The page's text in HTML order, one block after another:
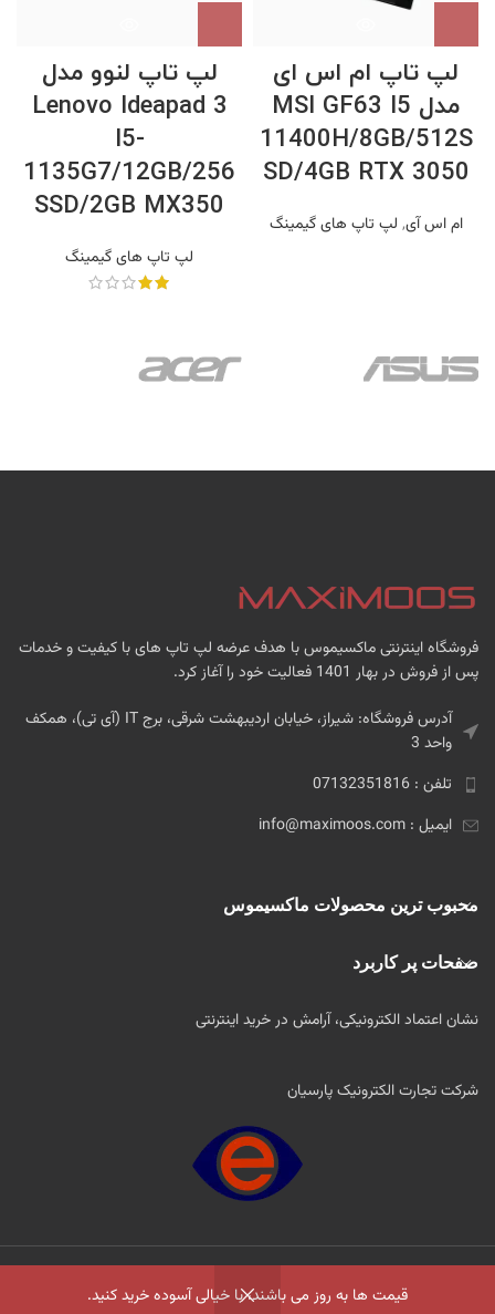
لپ تاپ ام اس ای
مدل MSI GF63 I5
11400H/8GB/512S
SD/4GB RTX 3050
ام اس آی, لپ تاپ های گیمینگ
لپ تاپ لنوو مدل
Lenovo Ideapad 3
I5-
1135G7/12GB/256
SSD/2GB MX350
لپ تاپ های گیمینگ
فروشگاه اینترنتی ماکسیموس با هدف عرضه لپ تاپ های با کیفیت و خدمات
پس از فروش در بهار 1401 فعالیت خود را آغاز کرد.
آدرس فروشگاه: شیراز، خیابان اردیبهشت شرقی، برج IT (آی تی)، همکف
واحد 3
تلفن : 07132351816
ایمیل : info@maximoos.com
محبوب ترین محصولات ماکسیموس
صفحات پر کاربرد
نشان اعتماد الکترونیکی، آرامش در خرید اینترنتی
شرکت تجارت الکترونیک پارسیان
محفوظ است .
قیمت ها به روز می باشند، با خیالی آسوده خرید کنید.